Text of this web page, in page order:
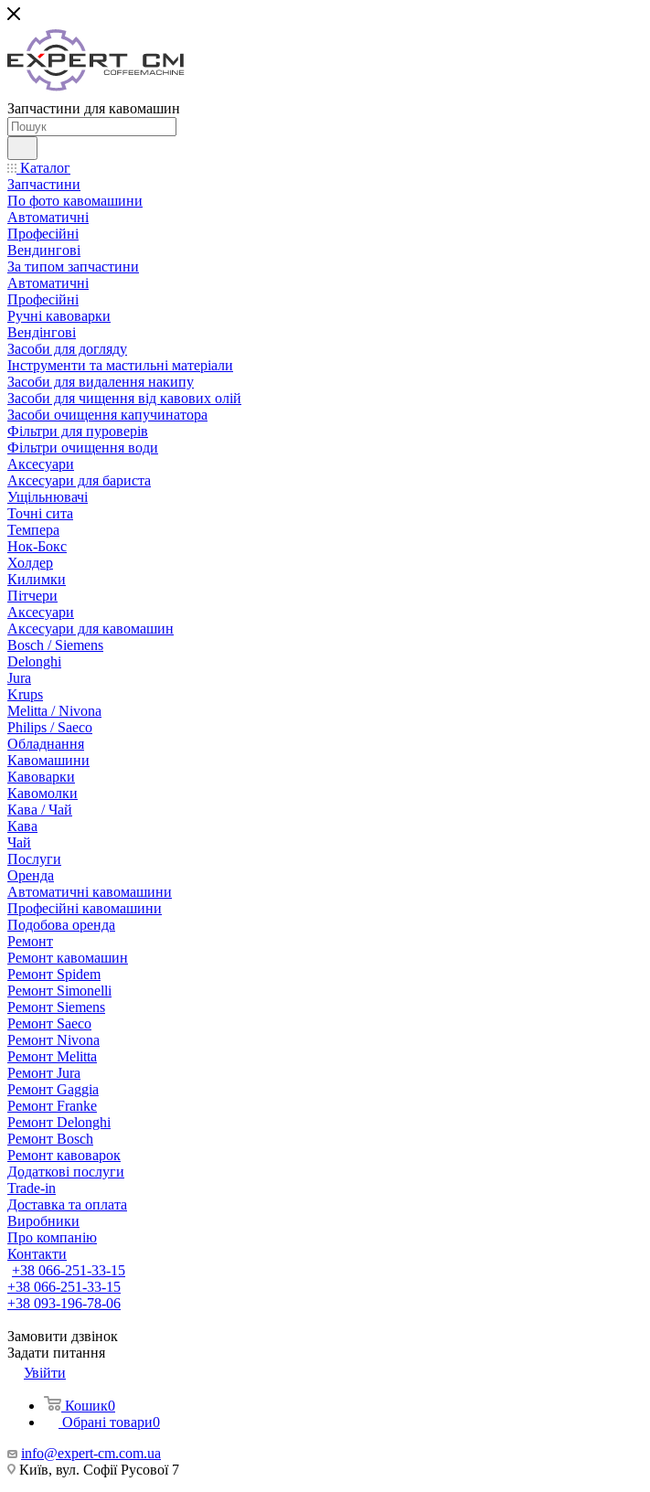
Запчастини для кавомашин
Каталог
Запчастини
По фото кавомашини
Автоматичні
Професійні
Вендингові
За типом запчастини
Автоматичні
Професійні
Ручні кавоварки
Вендінгові
Засоби для догляду
Інструменти та мастильні матеріали
Засоби для видалення накипу
Засоби для чищення від кавових олій
Засоби очищення капучинатора
Фільтри для пуроверів
Фільтри очищення води
Аксесуари
Аксесуари для бариста
Ущільнювачі
Точні сита
Темпера
Нок-Бокс
Холдер
Килимки
Пітчери
Аксесуари
Аксесуари для кавомашин
Bosch / Siemens
Delonghi
Jura
Krups
Melitta / Nivona
Philips / Saeco
Обладнання
Кавомашини
Кавоварки
Кавомолки
Кава / Чай
Кава
Чай
Послуги
Оренда
Автоматичні кавомашини
Професійні кавомашини
Подобова оренда
Ремонт
Ремонт кавомашин
Ремонт Spidem
Ремонт Simonelli
Ремонт Siemens
Ремонт Saeco
Ремонт Nivona
Ремонт Melitta
Ремонт Jura
Ремонт Gaggia
Ремонт Franke
Ремонт Delonghi
Ремонт Bosch
Ремонт кавоварок
Додаткові послуги
Trade-in
Доставка та оплата
Виробники
Про компанію
Контакти
+38 066-251-33-15
+38 066-251-33-15
+38 093-196-78-06
Замовити дзвінок
Задати питання
Увійти
Кошик0
Обрані товари0
info@expert-cm.com.ua
Київ, вул. Софії Русової 7